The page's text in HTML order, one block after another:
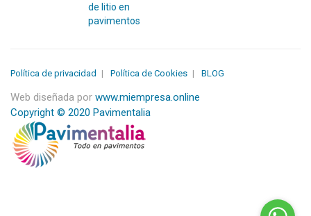
de litio en
pavimentos
Política de privacidad Política de Cookies BLOG
Web diseñada por www.miempresa.online
Copyright © 2020 Pavimentalia